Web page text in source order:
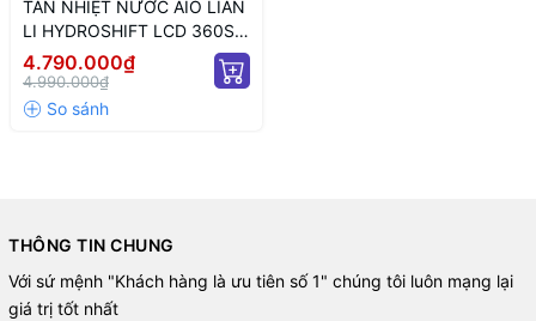
TẢN NHIỆT NƯỚC AIO LIAN
LI HYDROSHIFT LCD 360S
BLACK (MÀN HIỂN THỊ LCD/
MÀU ĐEN/ FAN KHÔNG LED)
4.790.000₫
4.990.000₫
THÔNG TIN CHUNG
Với sứ mệnh "Khách hàng là ưu tiên số 1" chúng tôi luôn mạng lại
giá trị tốt nhất